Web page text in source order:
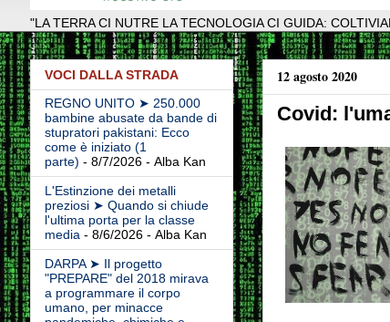
"LA TERRA CI NUTRE LA TECNOLOGIA CI GUIDA:
12 agosto 2020
Covid:
VOCI DALLA STRADA
REGNO UNITO ➤ 250.000
bambine abusate da bande di
stupratori pakistani: Ecco
come è iniziato (1
parte) - 8/7/2026- Alba Kan
L'Estinzione dei metalli
preziosi ➤ Quando si chiude
l'ultima porta per la classe
media - 8/6/2026- Alba Kan
DARPA ➤ Il progetto
"PREPARE" del 2018 mirava
a programmare il corpo
umano, per minacce